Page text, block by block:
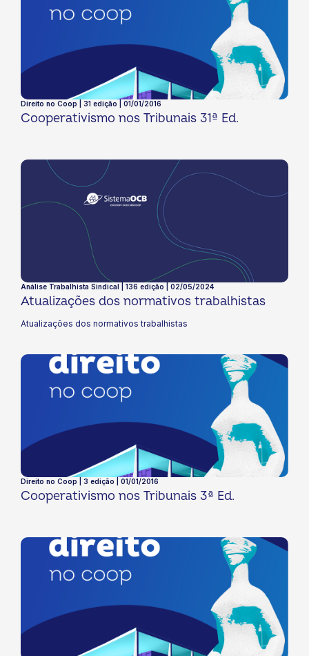
Direito no Coop | 31 edição | 01/01/2016
Cooperativismo nos Tribunais 31ª Ed.
Análise Trabalhista Sindical | 136 edição | 02/05/2024
Atualizações dos normativos trabalhistas
Atualizações dos normativos trabalhistas
Direito no Coop | 3 edição | 01/01/2016
Cooperativismo nos Tribunais 3ª Ed.